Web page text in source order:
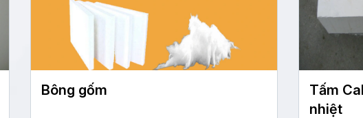
Bông gốm
Tấm
nhiệt